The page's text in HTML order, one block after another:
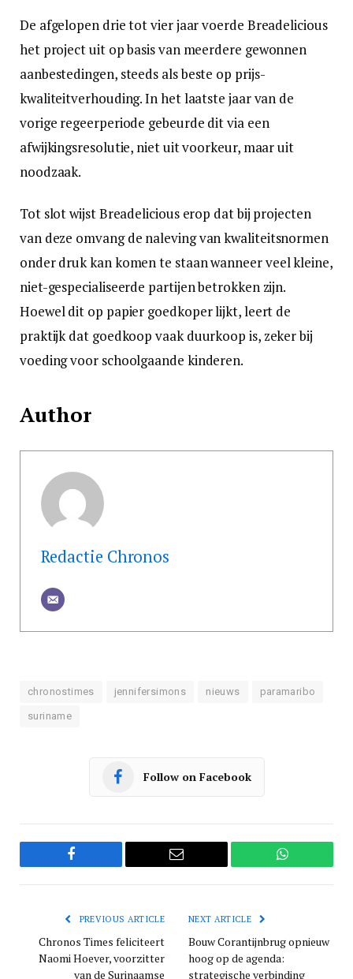
De afgelopen drie tot vier jaar voerde Breadelicious
het project uit op basis van meerdere gewonnen
aanbestedingen, steeds als beste op prijs-
kwaliteitverhouding. In het laatste jaar van de
vorige regeerperiode gebeurde dit via een
afwijkingsresolutie, niet uit voorkeur, maar uit
noodzaak.
Tot slot wijst Breadelicious erop dat bij projecten
van deze omvang de naleving van kwaliteitsnormen
onder druk kan komen te staan wanneer veel kleine,
niet-gespecialiseerde partijen betrokken zijn.
Hoewel dit op papier goedkoper lijkt, leert de
praktijk dat goedkoop vaak duurkoop is, zeker bij
voeding voor schoolgaande kinderen.
Author
Redactie Chronos
chronostimes jennifersimons nieuws paramaribo
suriname
Follow on Facebook
Facebook Email WhatsApp
PREVIOUS ARTICLE
Chronos Times feliciteert
Naomi Hoever, voorzitter
van de Surinaamse
NEXT ARTICLE
Bouw Corantijnbrug opnieuw
hoog op de agenda:
strategische verbinding